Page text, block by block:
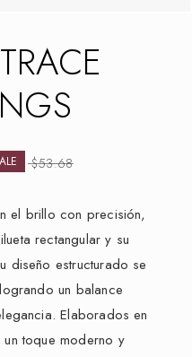
$53.68
el brillo con precisión,
rectangular y su
diseño estructurado se
un balance
Elaborados en
toque moderno y